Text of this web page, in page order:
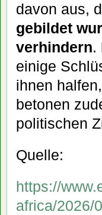
davon aus,
gebildet
verhindern.
einige
ihnen
betonen
politischen
Quelle:
https://
africa/2026/